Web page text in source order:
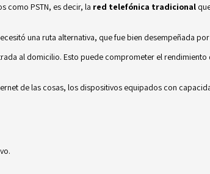
como PSTN, es decir, la red telefónica tradicional
una ruta alternativa, que fue bien desempeñada
al domicilio. Esto puede comprometer el
de las cosas, los dispositivos equipados con